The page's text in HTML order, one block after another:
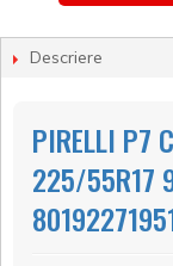
Descriere
PIRELLI P7
225/55R17